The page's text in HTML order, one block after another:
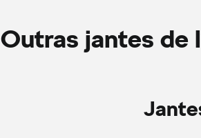
Outras jantes de